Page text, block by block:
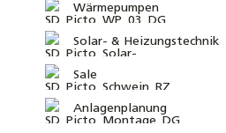
Wärmepumpen
Solar- & Heizungstechnik
Sale
Anlagenplanung